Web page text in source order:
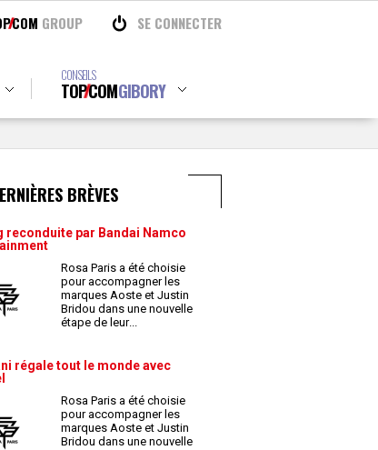
COM GROUP SE CONNECTER
CONSEILS
TOPCOMGIBORY
BRÈVES
reconduite par Bandai Namco
Rosa Paris a été choisie
pour accompagner les
marques Aoste et Justin
Bridou dans une nouvelle
étape de leur...
régale tout le monde avec
Rosa Paris a été choisie
pour accompagner les
marques Aoste et Justin
Bridou dans une nouvelle